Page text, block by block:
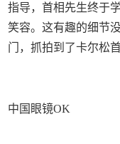
指导，首相先生终于
笑容。这有趣的细节
门，抓拍到了卡尔松
中国眼镜OK